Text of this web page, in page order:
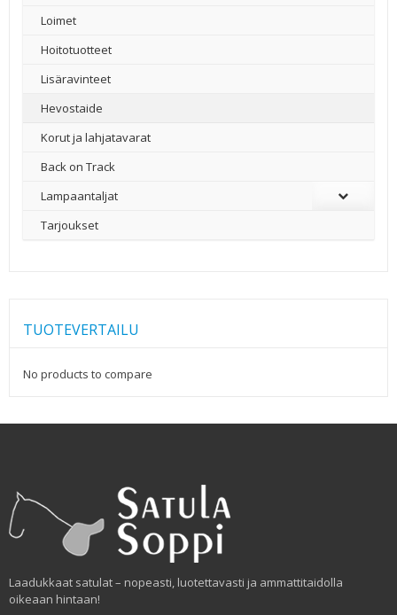
Loimet
Hoitotuotteet
Lisäravinteet
Hevostaide
Korut ja lahjatavarat
Back on Track
Lampaantaljat
Tarjoukset
TUOTEVERTAILU
No products to compare
Laadukkaat satulat – nopeasti, luotettavasti ja ammattitaidolla
oikeaan hintaan!